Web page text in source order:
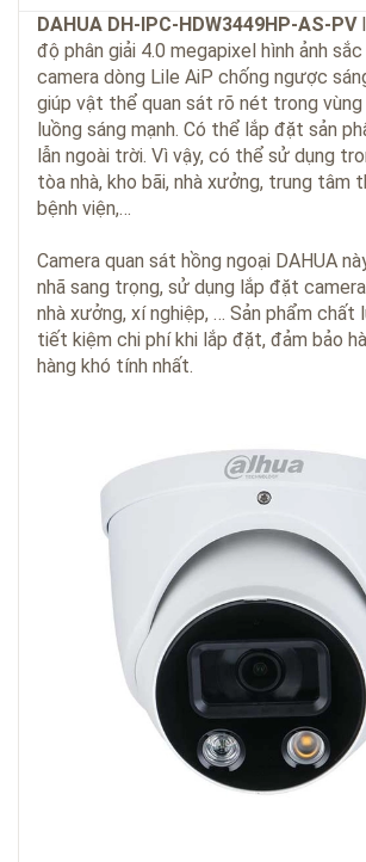
DAHUA DH-IPC-HDW3449HP-AS-PV
độ phân giải 4.0 megapixel hình ảnh
camera dòng Lile AiP chống ngược
giúp vật thể quan sát rõ nét trong
luồng sáng mạnh. Có thể lắp đặt sản
lẫn ngoài trời. Vì vậy, có thể sử dụng
tòa nhà, kho bãi, nhà xưởng, trung tâm
bệnh viện,…
Camera quan sát hồng ngoại DAHUA
nhã sang trọng, sử dụng lắp đặt
nhà xưởng, xí nghiệp, … Sản phẩm chất
tiết kiệm chi phí khi lắp đặt, đảm bảo
hàng khó tính nhất.